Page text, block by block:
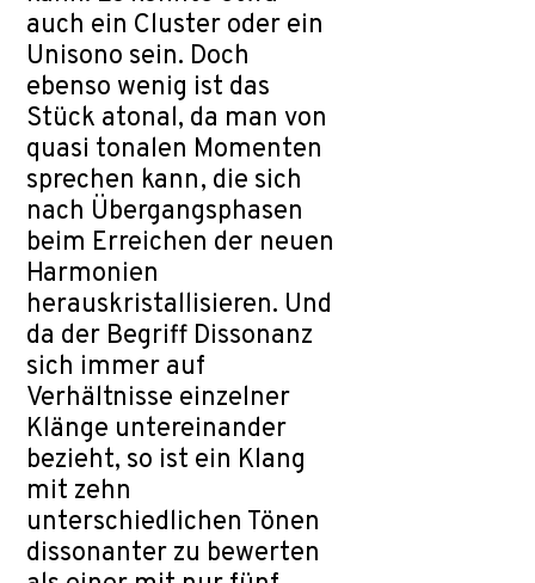
auch ein Cluster oder ein
Unisono sein. Doch
ebenso wenig ist das
Stück atonal, da man von
quasi tonalen Momenten
sprechen kann, die sich
nach Übergangsphasen
beim Erreichen der neuen
Harmonien
herauskristallisieren. Und
da der Begriff Dissonanz
sich immer auf
Verhältnisse einzelner
Klänge untereinander
bezieht, so ist ein Klang
mit zehn
unterschiedlichen Tönen
dissonanter zu bewerten